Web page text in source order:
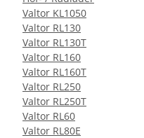
Valtor KL1050
Valtor RL130
Valtor RL130T
Valtor RL160
Valtor RL160T
Valtor RL250
Valtor RL250T
Valtor RL60
Valtor RL80E